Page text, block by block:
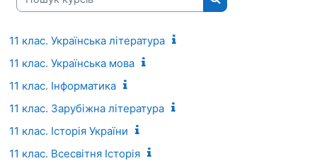
Пошук курсів
11 клас. Українська література
11 клас. Українська мова
11 клас. Інформатика
11 клас. Зарубіжна література
11 клас. Історія України
11 клас. Всесвітня Історія